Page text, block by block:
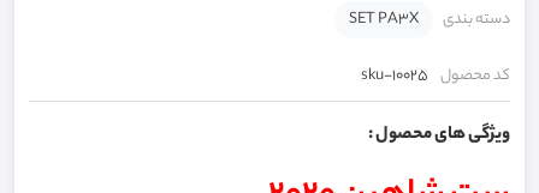
دسته بندی SET PA3X
کد محصول sku-10025
ویژگی های محصول :